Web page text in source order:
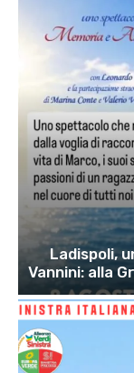
Ladispoli,
Vannini: alla